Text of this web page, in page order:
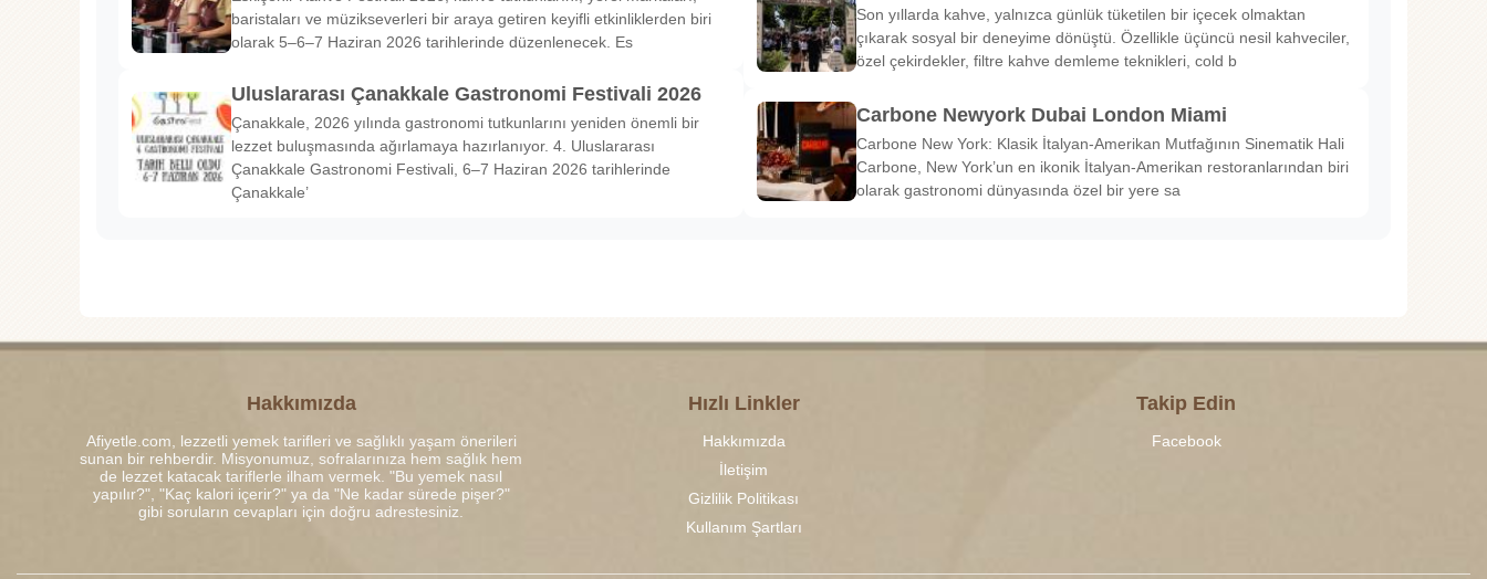
baristaları ve müzikseverleri bir araya getiren keyifli etkinliklerden biri
olarak 5–6–7 Haziran 2026 tarihlerinde düzenlenecek. Es
Uluslararası Çanakkale Gastronomi Festivali 2026
Çanakkale, 2026 yılında gastronomi tutkunlarını yeniden önemli bir
lezzet buluşmasında ağırlamaya hazırlanıyor. 4. Uluslararası
Çanakkale Gastronomi Festivali, 6–7 Haziran 2026 tarihlerinde
Çanakkale’
Son yıllarda kahve, yalnızca günlük tüketilen bir içecek olmaktan
çıkarak sosyal bir deneyime dönüştü. Özellikle üçüncü nesil kahveciler,
özel çekirdekler, filtre kahve demleme teknikleri, cold b
Carbone Newyork Dubai London Miami
Carbone New York: Klasik İtalyan-Amerikan Mutfağının Sinematik Hali
Carbone, New York’un en ikonik İtalyan-Amerikan restoranlarından biri
olarak gastronomi dünyasında özel bir yere sa
Hakkımızda
Afiyetle.com, lezzetli yemek tarifleri ve sağlıklı yaşam önerileri
sunan bir rehberdir. Misyonumuz, sofralarınıza hem sağlık hem
de lezzet katacak tariflerle ilham vermek. "Bu yemek nasıl
yapılır?", "Kaç kalori içerir?" ya da "Ne kadar sürede pişer?"
gibi soruların cevapları için doğru adrestesiniz.
Hızlı Linkler
Hakkımızda
İletişim
Gizlilik Politikası
Kullanım Şartları
Takip Edin
Facebook